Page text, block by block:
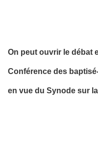
On peut ouvrir le débat
Conférence des
en vue du Synode sur